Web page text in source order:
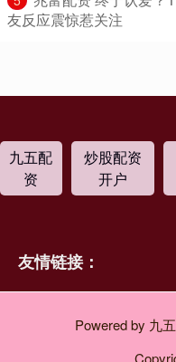
友反应震惊惹关注
九五配
资
炒股配资
开户
友情链接：
Powered by 九